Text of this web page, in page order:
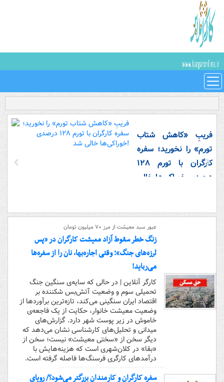
فریبِ «کاهش شتاب
تورم» را نخورید؛ سفره
کارگران با تورم ۱۲۸
درصدی خوراکی‌ها خالی
عبور سبد معیشت از مرز ۷۰ میلیون تومان
زنگ خطر سقوط آزاد معیشت کارگران در «پس
لرزه‌های جنگ»؛ وقتی اجاره‌بها، نان را از سفره‌ها
می‌رباید!
کارگر آنلاین | در حالی که سایه‌ی سنگین جنگ
تحمیلی سوم و وضعیت آتش‌بس شکننده بر
اقتصاد ایران سنگینی می‌کند، تازه‌ترین برآوردها از
وضعیت معیشت خانوار، حکایت از یک فاجعه‌ی
خاموش در زیر پوست شهر دارد. گزارش‌های
میدانی و تحلیل‌های کارشناسی نشان می‌دهد که
دیگر سخن از «سختی معیشت» نیست؛ سخن از
«بقا» در کلان‌شهری است که هزینه‌هایش با
درآمدهای کارگری فرسنگ‌ها فاصله گرفته است.
سفره کارگران و کارمندان بزرگتر می‌شود؟/ رویای